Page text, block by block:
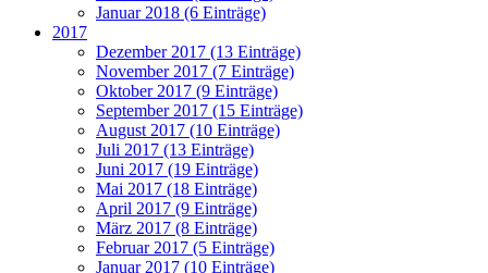
Januar 2018 (6 Einträge)
2017
Dezember 2017 (13 Einträge)
November 2017 (7 Einträge)
Oktober 2017 (9 Einträge)
September 2017 (15 Einträge)
August 2017 (10 Einträge)
Juli 2017 (13 Einträge)
Juni 2017 (19 Einträge)
Mai 2017 (18 Einträge)
April 2017 (9 Einträge)
März 2017 (8 Einträge)
Februar 2017 (5 Einträge)
Januar 2017 (10 Einträge)